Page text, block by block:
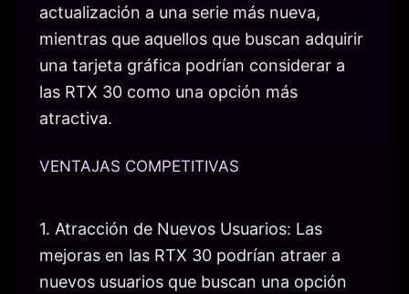
actualización a una serie más nueva,
mientras que aquellos que buscan adquirir
una tarjeta gráfica podrían considerar a
las RTX 30 como una opción más
atractiva.
VENTAJAS COMPETITIVAS
1. Atracción de Nuevos Usuarios: Las
mejoras en las RTX 30 podrían atraer a
nuevos usuarios que buscan una opción